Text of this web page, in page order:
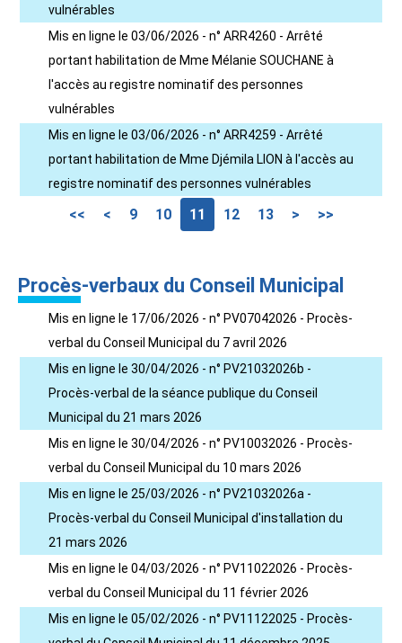
vulnérables
Mis en ligne le 03/06/2026 - n° ARR4260 - Arrêté
portant habilitation de Mme Mélanie SOUCHANE à
l'accès au registre nominatif des personnes
vulnérables
Mis en ligne le 03/06/2026 - n° ARR4259 - Arrêté
portant habilitation de Mme Djémila LION à l'accès au
registre nominatif des personnes vulnérables
<< < 9 10 11 12 13 > >>
Procès-verbaux du Conseil Municipal
Mis en ligne le 17/06/2026 - n° PV07042026 - Procès-
verbal du Conseil Municipal du 7 avril 2026
Mis en ligne le 30/04/2026 - n° PV21032026b -
Procès-verbal de la séance publique du Conseil
Municipal du 21 mars 2026
Mis en ligne le 30/04/2026 - n° PV10032026 - Procès-
verbal du Conseil Municipal du 10 mars 2026
Mis en ligne le 25/03/2026 - n° PV21032026a -
Procès-verbal du Conseil Municipal d'installation du
21 mars 2026
Mis en ligne le 04/03/2026 - n° PV11022026 - Procès-
verbal du Conseil Municipal du 11 février 2026
Mis en ligne le 05/02/2026 - n° PV11122025 - Procès-